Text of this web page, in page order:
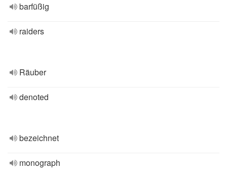
barfüßig
raiders
Räuber
denoted
bezeichnet
monograph